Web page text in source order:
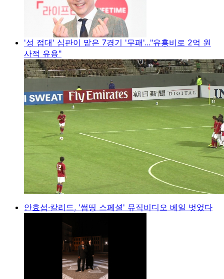
'성 접대' 심판이 맡은 7경기 '무패'..."유흥비로 2억 원
사적 유용"
안효섭·칼리드, '썸띵 스페셜' 뮤직비디오 베일 벗었다